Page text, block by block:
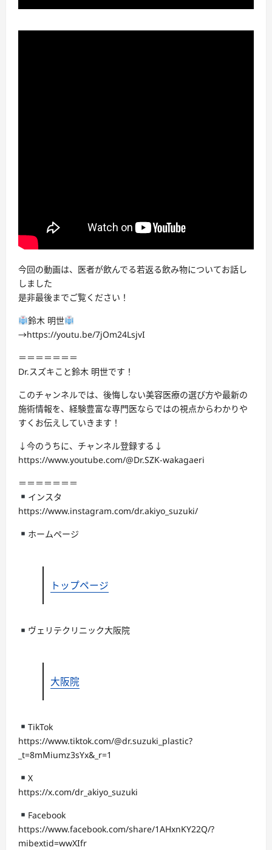
今回の動画は、医者が飲んでる若返る飲み物についてお話し
しました
是非最後までご覧ください！
鈴木 明世
→https://youtu.be/7jOm24LsjvI
＝＝＝＝＝＝＝
Dr.スズキこと鈴木 明世です！
このチャンネルでは、後悔しない美容医療の選び方や最新の
施術情報を、経験豊富な専門医ならではの視点からわかりや
すくお伝えしていきます！
↓今のうちに、チャンネル登録する↓
https://www.youtube.com/@Dr.SZK-wakagaeri
＝＝＝＝＝＝＝
インスタ
https://www.instagram.com/dr.akiyo_suzuki/
ホームページ
トップページ
ヴェリテクリニック大阪院
大阪院
TikTok
https://www.tiktok.com/@dr.suzuki_plastic?
_t=8mMiumz3sYx&_r=1
X
https://x.com/dr_akiyo_suzuki
Facebook
https://www.facebook.com/share/1AHxnKY22Q/?
mibextid=wwXIfr